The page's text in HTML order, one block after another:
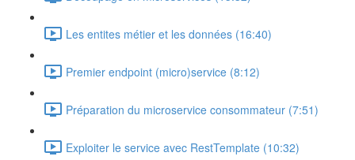
Les entites métier et les données (16:40)
Premier endpoint (micro)service (8:12)
Préparation du microservice consommateur (7:51)
Exploiter le service avec RestTemplate (10:32)